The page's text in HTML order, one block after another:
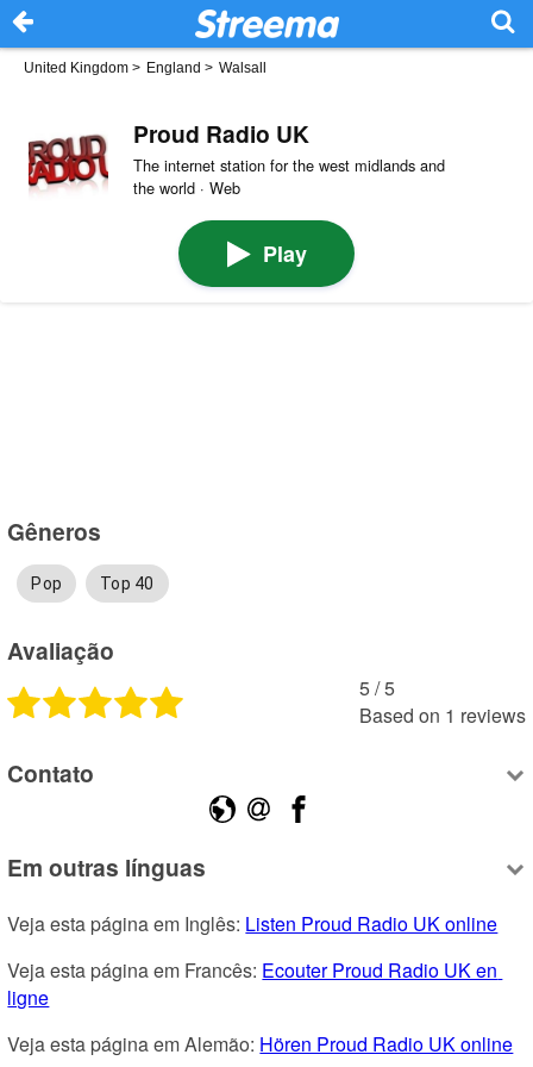
United Kingdom > England > Walsall
Proud Radio UK
The internet station for the west midlands and
the world · Web
Play
Gêneros
Pop Top 40
Avaliação
5 /5
Based on 1 reviews
Contato
Em outras línguas
Veja esta página em Inglês: Listen Proud Radio UK online
Veja esta página em Francês: Ecouter Proud Radio UK en
ligne
Veja esta página em Alemão: Hören Proud Radio UK online